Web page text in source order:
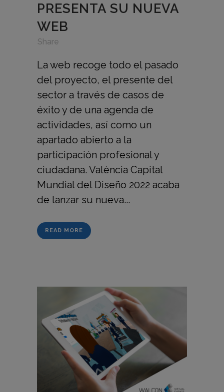
PRESENTA SU NUEVA
WEB
Share
La web recoge todo el pasado
del proyecto, el presente del
sector a través de casos de
éxito y de una agenda de
actividades, así como un
apartado abierto a la
participación profesional y
ciudadana. València Capital
Mundial del Diseño 2022 acaba
de lanzar su nueva...
READ MORE